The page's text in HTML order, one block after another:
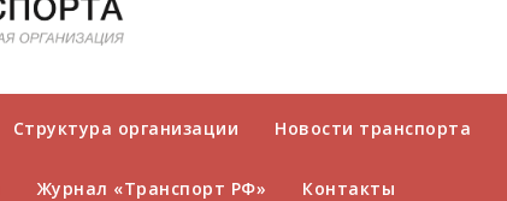
Структура организации Новости транспорта
Журнал «Транспорт РФ» Контакты